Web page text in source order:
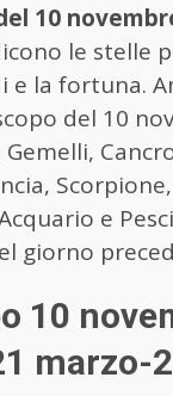
10
le stelle
e la fortuna.
del 10
e
giorno
10
marzo-